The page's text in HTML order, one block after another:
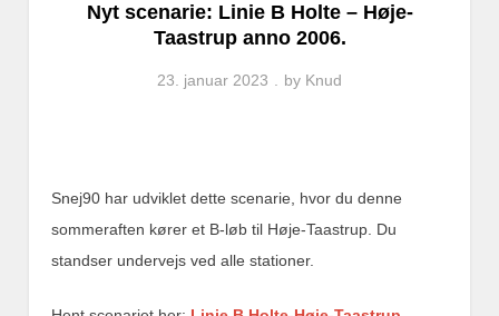
Nyt scenarie: Linie B Holte – Høje-
Taastrup anno 2006.
23. januar 2023 by Knud
Snej90 har udviklet dette scenarie, hvor du denne
sommeraften kører et B-løb til Høje-Taastrup. Du
standser undervejs ved alle stationer.